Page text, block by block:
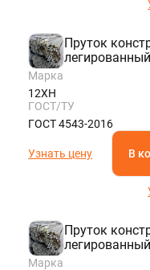
Пруток
легированный
Марка
12ХН
ГОСТ/ТУ
ГОСТ 4543-2016
Узнать цену В
Пруток
легированный
Марка